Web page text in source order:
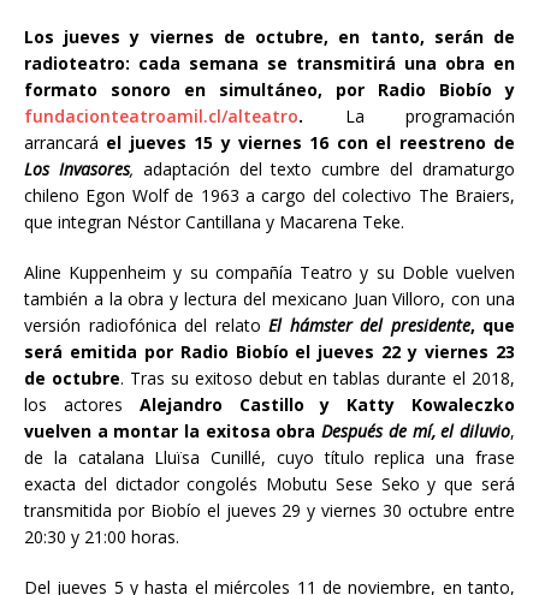
Los jueves y viernes de octubre, en tanto, serán de
radioteatro: cada semana se transmitirá una obra en
formato sonoro en simultáneo, por Radio Biobío y
fundacionteatroamil.cl/alteatro. La programación
arrancará el jueves 15 y viernes 16 con el reestreno de
Los Invasores, adaptación del texto cumbre del dramaturgo
chileno Egon Wolf de 1963 a cargo del colectivo The Braiers,
que integran Néstor Cantillana y Macarena Teke.
Aline Kuppenheim y su compañía Teatro y su Doble vuelven
también a la obra y lectura del mexicano Juan Villoro, con una
versión radiofónica del relato El hámster del presidente, que
será emitida por Radio Biobío el jueves 22 y viernes 23
de octubre. Tras su exitoso debut en tablas durante el 2018,
los actores Alejandro Castillo y Katty Kowaleczko
vuelven a montar la exitosa obraDespués de mí, el diluvio,
de la catalana Lluïsa Cunillé, cuyo título replica una frase
exacta del dictador congolés Mobutu Sese Seko y que será
transmitida por Biobío el jueves 29 y viernes 30 octubre entre
20:30 y 21:00 horas.
Del jueves 5 y hasta el miércoles 11 de noviembre, en tanto,